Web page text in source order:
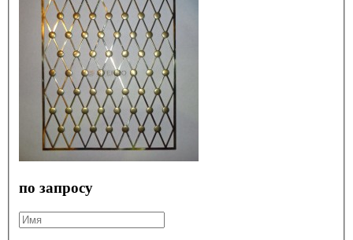
по запросу